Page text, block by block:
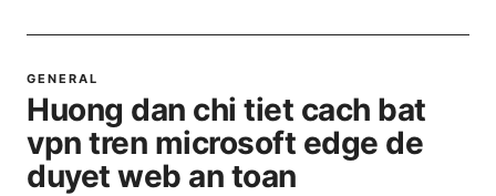
GENERAL
Huong dan chi tiet cach bat
vpn tren microsoft edge de
duyet web an toan